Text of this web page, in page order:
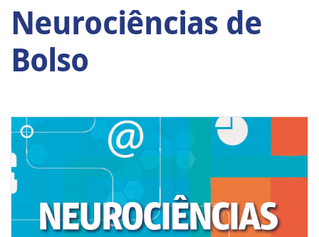
Neurociências de
Bolso